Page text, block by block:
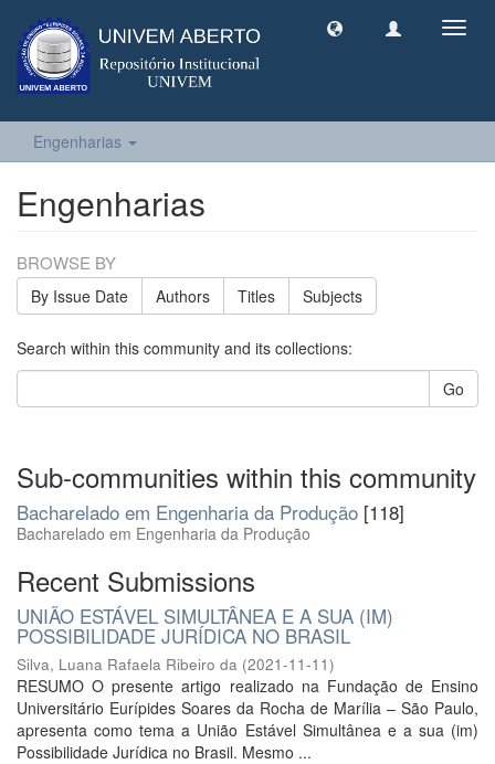
Engenharias
Engenharias
BROWSE BY
By Issue Date Authors Titles Subjects
Search within this community and its collections:
Go
Sub-communities within this community
Bacharelado em Engenharia da Produção [118]
Bacharelado em Engenharia da Produção
Recent Submissions
UNIÃO ESTÁVEL SIMULTÂNEA E A SUA (IM)
POSSIBILIDADE JURÍDICA NO BRASIL
Silva, Luana Rafaela Ribeiro da (2021-11-11)
RESUMO O presente artigo realizado na Fundação de Ensino
Universitário Eurípides Soares da Rocha de Marília – São Paulo,
apresenta como tema a União Estável Simultânea e a sua (im)
Possibilidade Jurídica no Brasil. Mesmo ...